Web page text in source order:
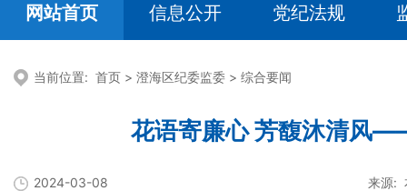
网站首页 信息公开 党纪法规
当前位置: 首页 > 澄海区纪委监委 > 综合要闻
花语寄廉心 芳馥沐清风
2024-03-08 来源: